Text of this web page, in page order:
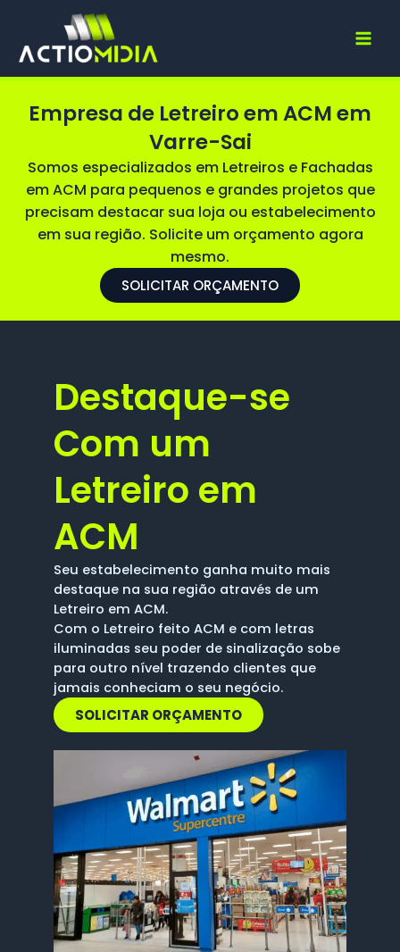
Empresa de Letreiro em ACM em
Varre-Sai
Somos especializados em Letreiros e Fachadas
em ACM para pequenos e grandes projetos que
precisam destacar sua loja ou estabelecimento
em sua região. Solicite um orçamento agora
mesmo.
SOLICITAR ORÇAMENTO
Destaque-se
Com um
Letreiro em
ACM
Seu estabelecimento ganha muito mais
destaque na sua região através de um
Letreiro em ACM.
Com o Letreiro feito ACM e com letras
iluminadas seu poder de sinalização sobe
para outro nível trazendo clientes que
jamais conheciam o seu negócio.
SOLICITAR ORÇAMENTO